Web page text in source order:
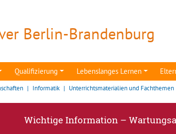
Berlin-Brandenburg
Qualifizierung Lebenslanges Lernen
Informatik Unterrichtsmaterialien und Fachthemen
Wichtige Information –